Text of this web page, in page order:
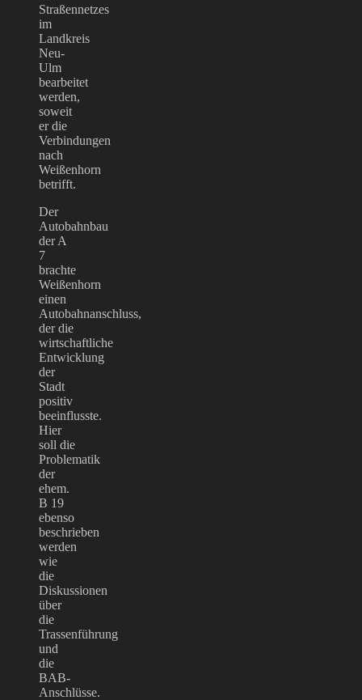
Straßennetzes
im
Landkreis
Neu-
Ulm
bearbeitet
werden,
soweit
er die
Verbindungen
nach
Weißenhorn
betrifft.
Der
Autobahnbau
der A
7
brachte
Weißenhorn
einen
Autobahnanschluss,
der die
wirtschaftliche
Entwicklung
der
Stadt
positiv
beeinflusste.
Hier
soll die
Problematik
der
ehem.
B 19
ebenso
beschrieben
werden
wie
die
Diskussionen
über
die
Trassenführung
und
die
BAB-
Anschlüsse.